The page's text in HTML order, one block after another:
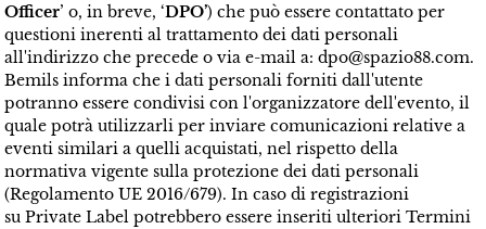
Officer’ o, in breve, ‘DPO’) che può essere contattato per
questioni inerenti al trattamento dei dati personali
all'indirizzo che precede o via e-mail a: dpo@spazio88.com.
Bemils informa che i dati personali forniti dall'utente
potranno essere condivisi con l'organizzatore dell'evento, il
quale potrà utilizzarli per inviare comunicazioni relative a
eventi similari a quelli acquistati, nel rispetto della
normativa vigente sulla protezione dei dati personali
(Regolamento UE 2016/679). In caso di registrazioni
su Private Label potrebbero essere inseriti ulteriori Termini